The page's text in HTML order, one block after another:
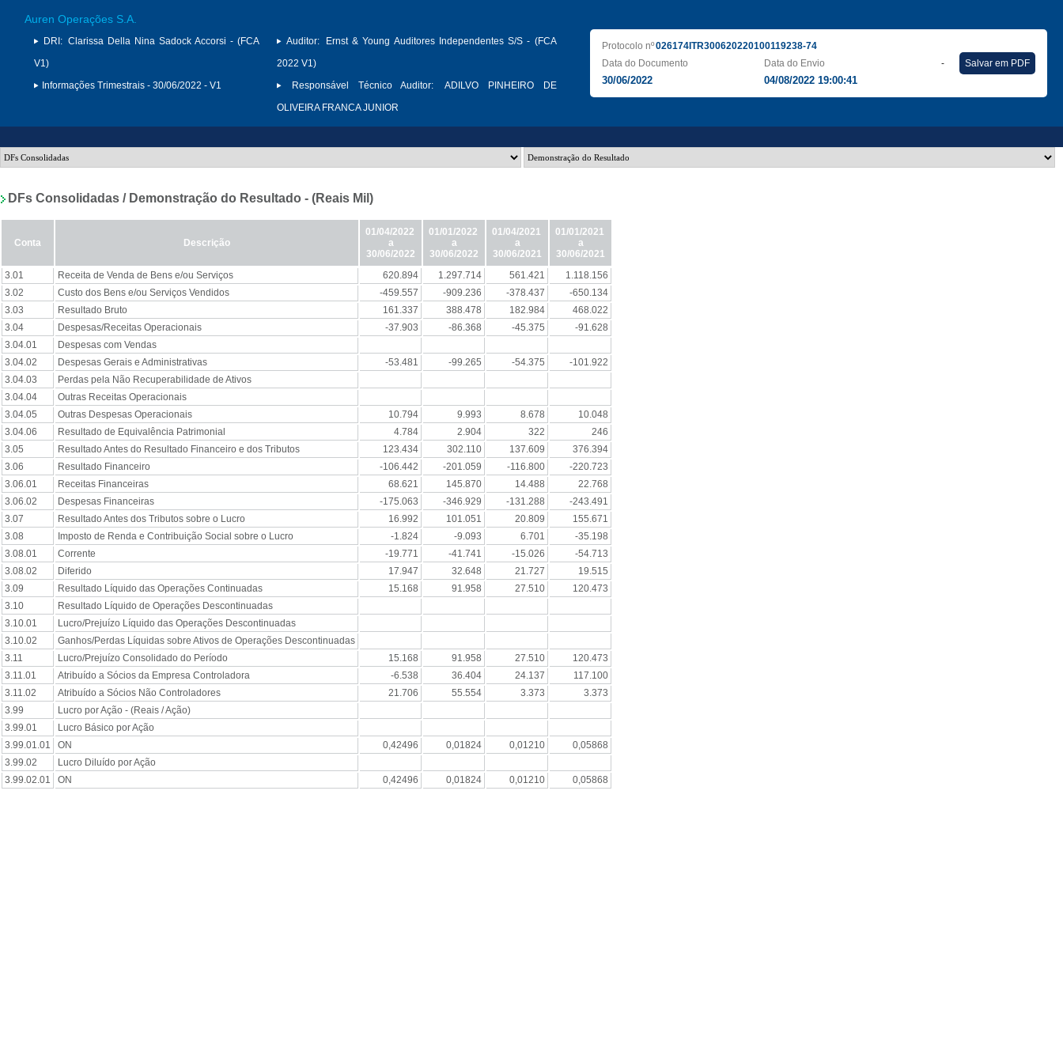
Auren Operações S.A.
DRI: Clarissa Della Nina Sadock Accorsi - (FCA
V1)
Informações Trimestrais - 30/06/2022 - V1
Auditor:
Ernst & Young Auditores Independentes S/S - (FCA
2022 V1)
Responsável Técnico Auditor:
ADILVO PINHEIRO DE
OLIVEIRA FRANCA JUNIOR
Protocolo nº026174ITR300620220100119238-74
Data do Documento
30/06/2022
Data do Envio
04/08/2022 19:00:41
- Salvar em PDF